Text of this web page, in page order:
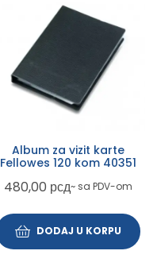
Album za vizit karte
Fellowes 120 kom 40351
480,00 рсд~ sa PDV-om
DODAJ U KORPU